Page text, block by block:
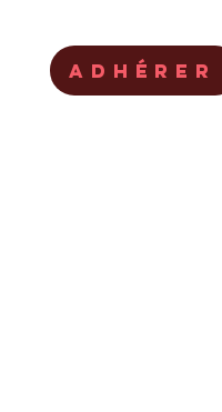
Adhérer